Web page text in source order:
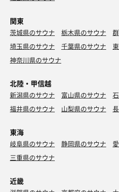
関東
茨城県のサウナ 栃木県のサウナ
埼玉県のサウナ
千葉県のサウナ
神奈川県のサウナ
北陸・甲信越
新潟県のサウナ 富山県のサウナ
福井県のサウナ
山梨県のサウナ
東海
岐阜県のサウナ 静岡県のサウナ
三重県のサウナ
近畿